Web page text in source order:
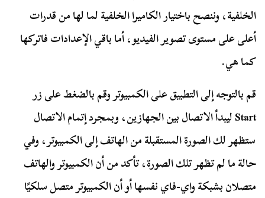
الخلفية، وننصح باختيار الكاميرا الخلفية لما لها من قدرات
أعلى على مستوى تصوير الفيديو، أما باقي الإعدادات فاتركها
كما هي.
قم بالتوجه إلى التطبيق على الكمبيوتر وقم بالضغط على زر
Start ليبدأ الاتصال بين الجهازين، وبمجرد إتمام الاتصال
ستظهر لك الصورة المستقبلة من الهاتف إلى الكمبيوتر، وفي
حالة ما لم تظهر تلك الصورة، تأكد من أن الكمبيوتر والهاتف
متصلان بشبكة واي-فاي نفسها أو أن الكمبيوتر متصل سلكيًا